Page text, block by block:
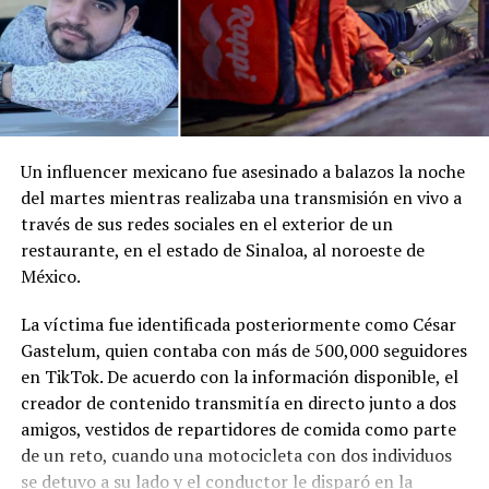
Me gusta esto:
Un influencer mexicano fue asesinado a balazos la noche
del martes mientras realizaba una transmisión en vivo a
través de sus redes sociales en el exterior de un
restaurante, en el estado de Sinaloa, al noroeste de
México.
La víctima fue identificada posteriormente como César
Gastelum, quien contaba con más de 500,000 seguidores
en TikTok. De acuerdo con la información disponible, el
creador de contenido transmitía en directo junto a dos
amigos, vestidos de repartidores de comida como parte
de un reto, cuando una motocicleta con dos individuos
se detuvo a su lado y el conductor le disparó en la